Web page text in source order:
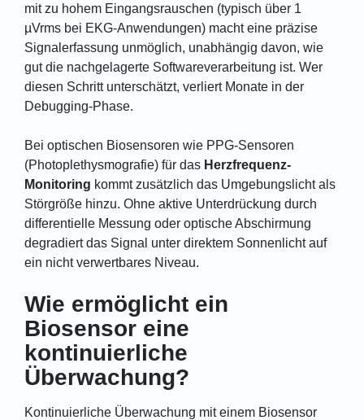
mit zu hohem Eingangsrauschen (typisch über 1
µVrms bei EKG-Anwendungen) macht eine präzise
Signalerfassung unmöglich, unabhängig davon, wie
gut die nachgelagerte Softwareverarbeitung ist. Wer
diesen Schritt unterschätzt, verliert Monate in der
Debugging-Phase.
Bei optischen Biosensoren wie PPG-Sensoren
(Photoplethysmografie) für das Herzfrequenz-
Monitoring kommt zusätzlich das Umgebungslicht als
Störgröße hinzu. Ohne aktive Unterdrückung durch
differentielle Messung oder optische Abschirmung
degradiert das Signal unter direktem Sonnenlicht auf
ein nicht verwertbares Niveau.
Wie ermöglicht ein
Biosensor eine
kontinuierliche
Überwachung?
Kontinuierliche Überwachung mit einem Biosensor